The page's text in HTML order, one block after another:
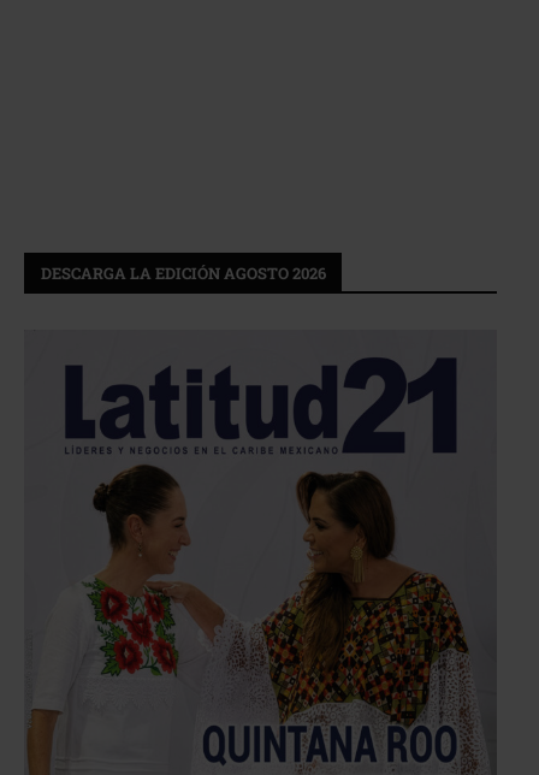
DESCARGA LA EDICIÓN AGOSTO 2026